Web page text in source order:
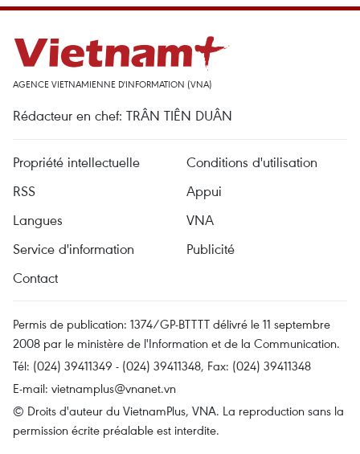
AGENCE VIETNAMIENNE D'INFORMATION (VNA)
Rédacteur en chef: TRÂN TIÊN DUÂN
Propriété intellectuelle
Conditions d'utilisation
RSS
Appui
Langues
VNA
Service d'information
Publicité
Contact
Permis de publication: 1374/GP-BTTTT délivré le 11 septembre
2008 par le ministère de l'Information et de la Communication.
Tél: (024) 39411349 - (024) 39411348, Fax: (024) 39411348
E-mail: vietnamplus@vnanet.vn
© Droits d'auteur du VietnamPlus, VNA. La reproduction sans la
permission écrite préalable est interdite.